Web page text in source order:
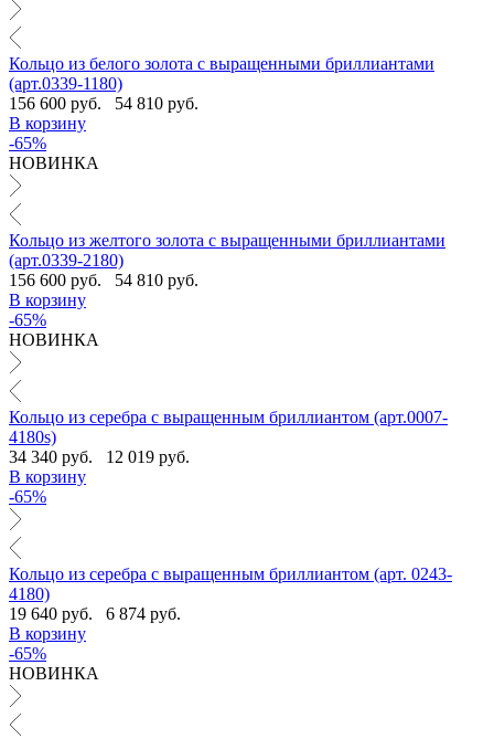
Кольцо из белого золота с выращенными бриллиантами
(арт.0339-1180)
156 600 руб.
54 810 руб.
В корзину
-65%
НОВИНКА
Кольцо из желтого золота с выращенными бриллиантами
(арт.0339-2180)
156 600 руб.
54 810 руб.
В корзину
-65%
НОВИНКА
Кольцо из серебра с выращенным бриллиантом (арт.0007-
4180s)
34 340 руб.
12 019 руб.
В корзину
-65%
Кольцо из серебра с выращенным бриллиантом (арт. 0243-
4180)
19 640 руб.
6 874 руб.
В корзину
-65%
НОВИНКА